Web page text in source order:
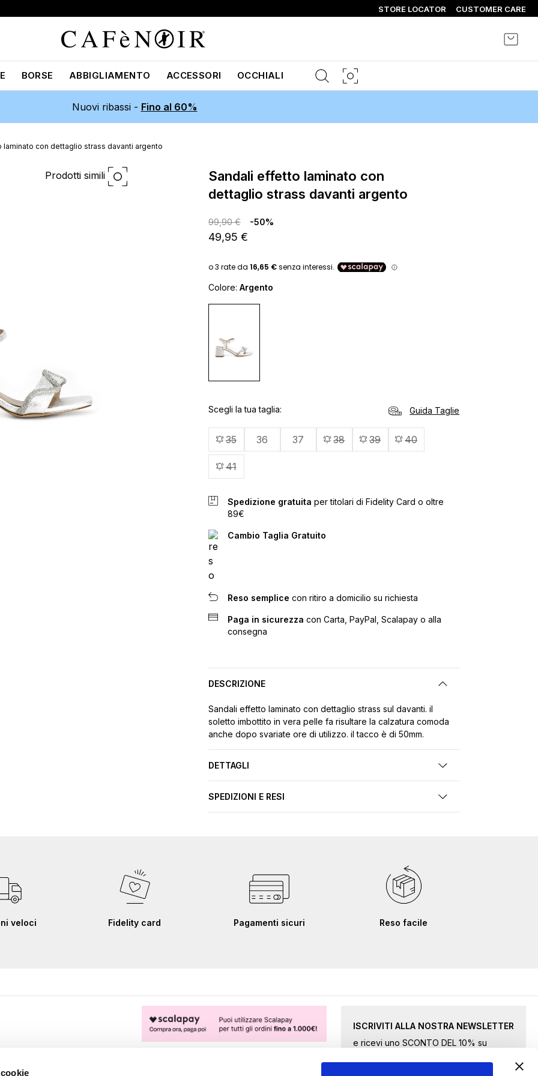
STORE LOCATOR CUSTOMER CARE
BORSE ABBIGLIAMENTO ACCESSORI OCCHIALI
Nuovi ribassi - Fino al 60%
con dettaglio strass davanti argento
Prodotti simili
sandali effetto laminato con
dettaglio strass davanti argento
99,90 € -50%
49,95 €
Colore: Argento
Scegli la tua taglia
35 36 37 38 39 40
41
Guida Taglie
Spedizione gratuita per titolari di Fidelity Card o oltre
89€
Cambio Taglia Gratuito
Reso semplice con ritiro a domicilio su richiesta
Paga in sicurezza con Carta, PayPal, Scalapay o alla
consegna
DESCRIZIONE
Sandali effetto laminato con dettaglio strass sul davanti. il
soletto imbottito in vera pelle fa risultare la calzatura comoda
anche dopo svariate ore di utilizzo. il tacco è di 50mm.
DETTAGLI
SPEDIZIONI E RESI
veloci Fidelity card Pagamenti sicuri Reso facile
ISCRIVITI ALLA NOSTRA NEWSLETTER
e ricevi uno SCONTO DEL 10% su